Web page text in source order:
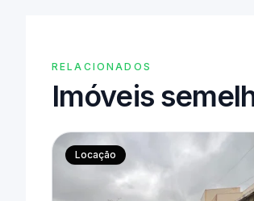
RELACIONADOS
Imóveis
Locação